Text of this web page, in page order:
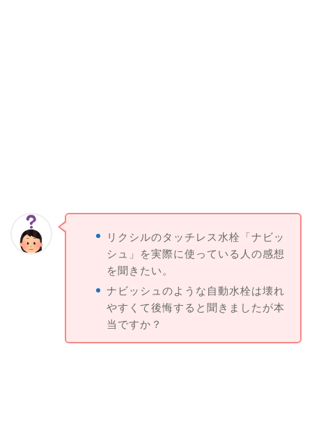
リクシルのタッチレス水栓「ナビッ
シュ」を実際に使っている人の感想
を聞きたい。
ナビッシュのような自動水栓は壊れ
やすくて後悔すると聞きましたが本
当ですか？